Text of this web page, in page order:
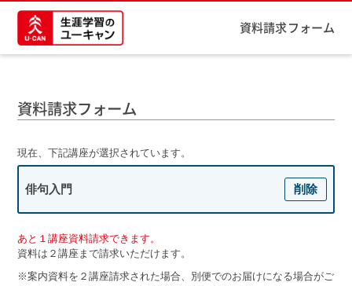
資料請求フォーム
資料請求フォーム
現在、下記講座が選択されています。
俳句入門 削除
あと１講座資料請求できます。
資料は２講座まで請求いただけます。
※案内資料を２講座請求された場合、別便でのお届けになる場合がご